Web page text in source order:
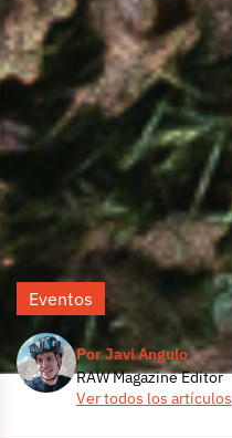
Por Javi Angulo
RAW Magazine Editor
Ver todos los artículos
Eventos